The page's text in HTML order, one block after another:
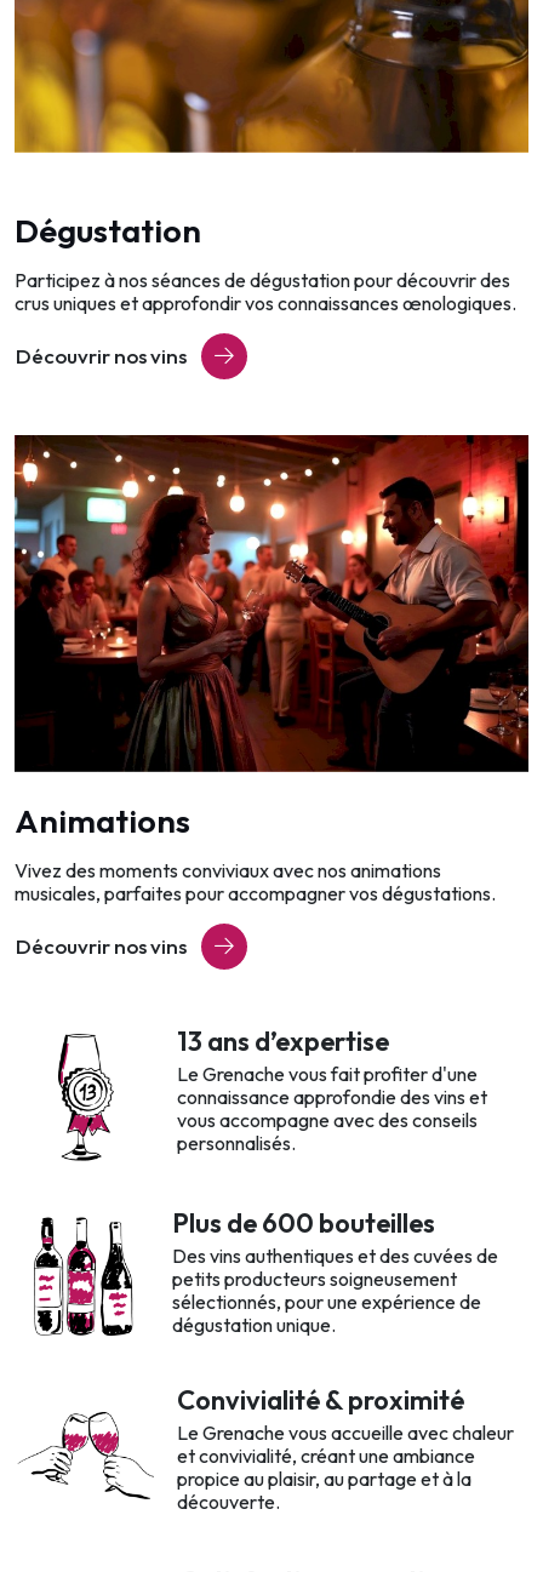
Dégustation
Participez à nos séances de dégustation pour découvrir des
crus uniques et approfondir vos connaissances œnologiques.
Découvrir nos vins
Animations
Vivez des moments conviviaux avec nos animations
musicales, parfaites pour accompagner vos dégustations.
Découvrir nos vins
13 ans d’expertise
Le Grenache vous fait profiter d'une
connaissance approfondie des vins et
vous accompagne avec des conseils
personnalisés.
Plus de 600 bouteilles
Des vins authentiques et des cuvées de
petits producteurs soigneusement
sélectionnés, pour une expérience de
dégustation unique.
Convivialité & proximité
Le Grenache vous accueille avec chaleur
et convivialité, créant une ambiance
propice au plaisir, au partage et à la
découverte.